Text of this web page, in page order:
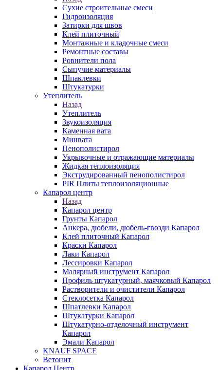
Сухие строительные смеси
Гидроизоляция
Затирки для швов
Клей плиточный
Монтажные и кладочные смеси
Ремонтные составы
Ровнители пола
Сыпучие материалы
Шпаклевки
Штукатурки
Утеплитель
Назад
Утеплитель
Звукоизоляция
Каменная вата
Минвата
Пенополистирол
Укрывочные и отражающие материалы
Жидкая теплоизоляция
Экструдированный пенополистирол
PIR Плиты теплоизоляционные
Капарол центр
Назад
Капарол центр
Грунты Капарол
Анкера, дюбели, дюбель-гвозди Капарол
Клей плиточный Капарол
Краски Капарол
Лаки Капарол
Лессировки Капарол
Малярный инструмент Капарол
Профиль штукатурный, маячковый Капарол
Растворители и очистители Капарол
Cтеклосетка Капарол
Шпатлевки Капарол
Штукатурки Капарол
Штукатурно-отделочный инструмент
Капарол
Эмали Капарол
KNAUF SPACE
Ветонит
Капарол Центр